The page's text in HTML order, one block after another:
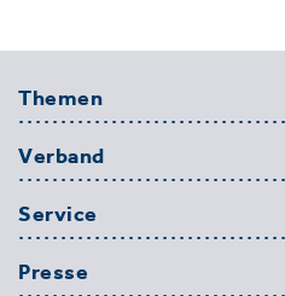
Themen
Verband
Service
Presse